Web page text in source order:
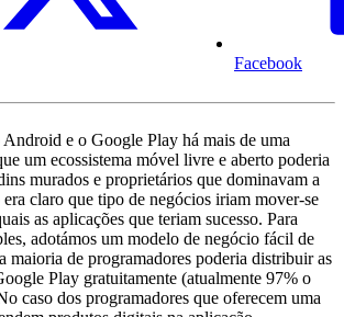
Facebook
e o Google Play há mais de uma
um ecossistema móvel livre e aberto poderia
murados e proprietários que dominavam a
claro que tipo de negócios iriam mover-se
as aplicações que teriam sucesso. Para
adotámos um modelo de negócio fácil de
maioria de programadores poderia distribuir as
Play gratuitamente (atualmente 97% o
caso dos programadores que oferecem uma